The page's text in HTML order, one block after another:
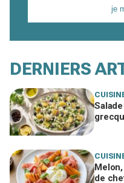
je
DERNIERS
de